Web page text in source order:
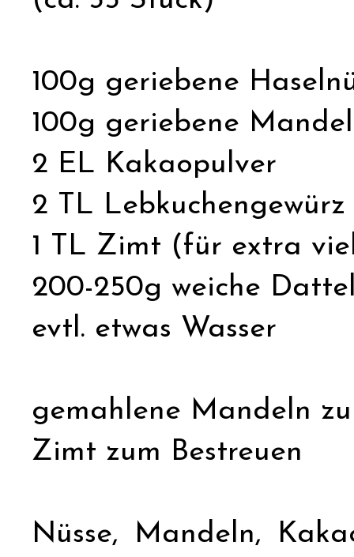
100g geriebene
100g geriebene
2 EL Kakaopulver
2 TL Lebkuchengewürz
1 TL Zimt (für extra
200-250g weiche
evtl. etwas Wasser
gemahlene Mandeln
Zimt zum Bestreuen
Nüsse, Mandeln,